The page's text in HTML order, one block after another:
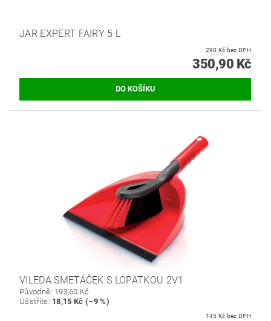
JAR EXPERT FAIRY 5 L
290 Kč bez DPH
350,90 Kč
VILEDA SMETÁČEK S LOPATKOU 2V1
Původně: 193,60 Kč
Ušetříte: 18,15 Kč (–9 %)
145 Kč bez DPH